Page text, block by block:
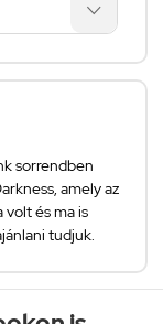
sorrendben
amely az
volt és ma is
tudjuk.